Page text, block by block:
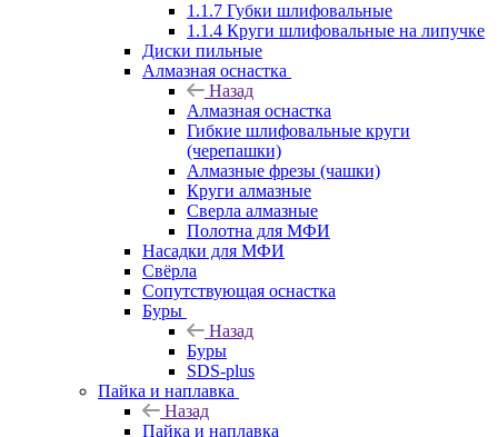
1.1.7 Губки шлифовальные
1.1.4 Круги шлифовальные на липучке
Диски пильные
Алмазная оснастка
Назад
Алмазная оснастка
Гибкие шлифовальные круги
(черепашки)
Алмазные фрезы (чашки)
Круги алмазные
Сверла алмазные
Полотна для МФИ
Насадки для МФИ
Свёрла
Сопутствующая оснастка
Буры
Назад
Буры
SDS-plus
Пайка и наплавка
Назад
Пайка и наплавка